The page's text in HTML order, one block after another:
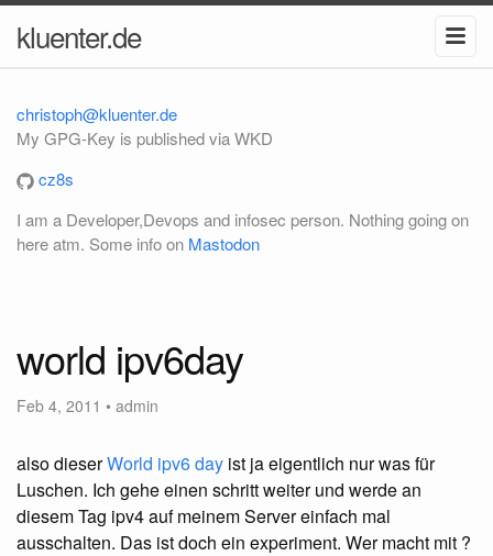
kluenter.de
christoph@kluenter.de
My GPG-Key is published via WKD
cz8s
I am a Developer,Devops and infosec person. Nothing going on
here atm. Some info on Mastodon
world ipv6day
Feb 4, 2011 • admin
also dieserWorld ipv6 day ist ja eigentlich nur was für
Luschen. Ich gehe einen schritt weiter und werde an
diesem Tag ipv4 auf meinem Server einfach mal
ausschalten. Das ist doch ein experiment. Wer macht mit ?